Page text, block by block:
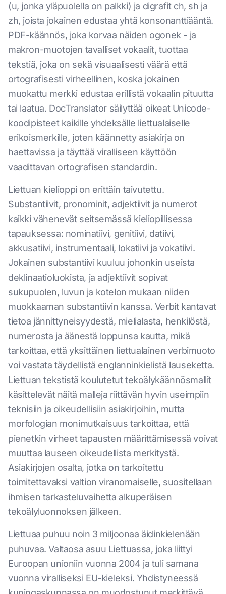
(u, jonka yläpuolella on palkki) ja digrafit ch, sh ja
zh, joista jokainen edustaa yhtä konsonanttiääntä.
PDF-käännös, joka korvaa näiden ogonek - ja
makron-muotojen tavalliset vokaalit, tuottaa
tekstiä, joka on sekä visuaalisesti väärä että
ortografisesti virheellinen, koska jokainen
muokattu merkki edustaa erillistä vokaalin pituutta
tai laatua. DocTranslator säilyttää oikeat Unicode-
koodipisteet kaikille yhdeksälle liettualaiselle
erikoismerkille, joten käännetty asiakirja on
haettavissa ja täyttää viralliseen käyttöön
vaadittavan ortografisen standardin.
Liettuan kielioppi on erittäin taivutettu.
Substantiivit, pronominit, adjektiivit ja numerot
kaikki vähenevät seitsemässä kieliopillisessa
tapauksessa: nominatiivi, genitiivi, datiivi,
akkusatiivi, instrumentaali, lokatiivi ja vokatiivi.
Jokainen substantiivi kuuluu johonkin useista
deklinaatioluokista, ja adjektiivit sopivat
sukupuolen, luvun ja kotelon mukaan niiden
muokkaaman substantiivin kanssa. Verbit kantavat
tietoa jännittyneisyydestä, mielialasta, henkilöstä,
numerosta ja äänestä loppunsa kautta, mikä
tarkoittaa, että yksittäinen liettualainen verbimuoto
voi vastata täydellistä englanninkielistä lauseketta.
Liettuan tekstistä koulutetut tekoälykäännösmallit
käsittelevät näitä malleja riittävän hyvin useimpiin
teknisiin ja oikeudellisiin asiakirjoihin, mutta
morfologian monimutkaisuus tarkoittaa, että
pienetkin virheet tapausten määrittämisessä voivat
muuttaa lauseen oikeudellista merkitystä.
Asiakirjojen osalta, jotka on tarkoitettu
toimitettavaksi valtion viranomaiselle, suositellaan
ihmisen tarkasteluvaihetta alkuperäisen
tekoälyluonnoksen jälkeen.
Liettuaa puhuu noin 3 miljoonaa äidinkielenään
puhuvaa. Valtaosa asuu Liettuassa, joka liittyi
Euroopan unioniin vuonna 2004 ja tuli samana
vuonna viralliseksi EU-kieleksi. Yhdistyneessä